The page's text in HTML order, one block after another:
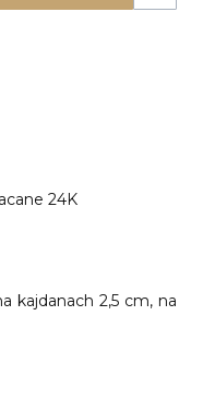
24K
kajdanach 2,5 cm, na